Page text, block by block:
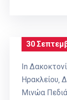
30
In
Ηρακλείου‚
Μινώα